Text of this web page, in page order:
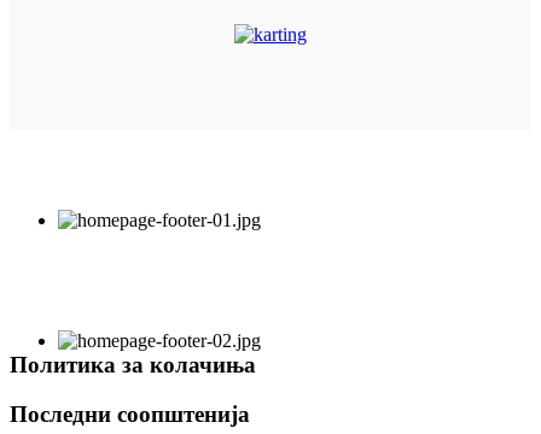
Политика за колачиња
Последни соопштенија